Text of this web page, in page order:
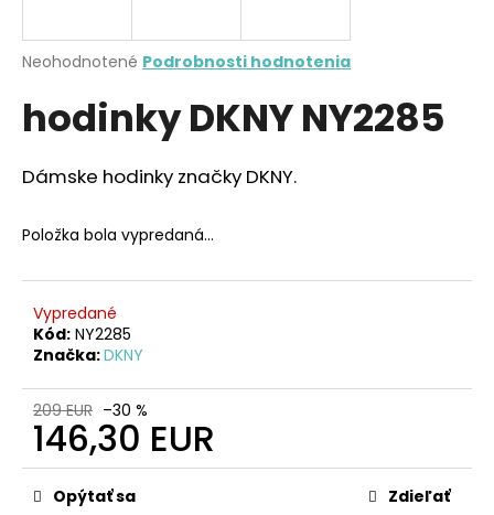
Priemerné
produktu
je
z
5
Neohodnotené Podrobnosti hodnotenia
hodinky DKNY NY2285
Dámske hodinky značky DKNY.
Položka bola vypredaná…
Vypredané
Kód: NY2285
Značka:DKNY
209 EUR –30 %
146,30 EUR
Jednotková
cena:Opýtať sa Zdieľať
j
ť
?
O
p
o
ú
č